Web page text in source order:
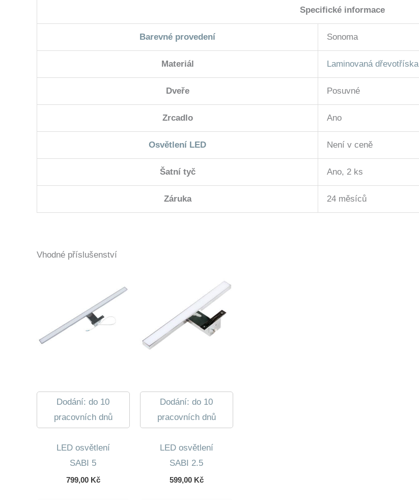
Specifické informace
Barevné provedení Sonoma
Materiál Laminovaná dřevotříska
Dveře Posuvné
Zrcadlo Ano
Osvětlení LED Není v ceně
Šatní tyč Ano, 2 ks
Záruka 24 měsíců
Vhodné příslušenství
Dodání: do 10
pracovních dnů
LED osvětlení
SABI 5
799,00 Kč
Dodání: do 10
pracovních dnů
LED osvětlení
SABI 2.5
599,00 Kč